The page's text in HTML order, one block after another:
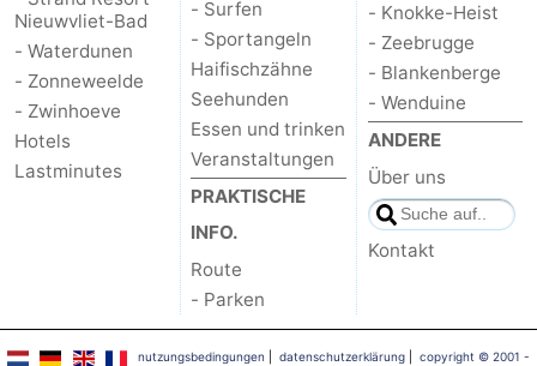
Nieuwvliet-Bad
- Waterdunen
- Zonneweelde
- Zwinhoeve
Hotels
Lastminutes
- Surfen
- Sportangeln
Haifischzähne
Seehunden
Essen und trinken
Veranstaltungen
PRAKTISCHE
INFO.
Route
- Parken
- Knokke-Heist
- Zeebrugge
- Blankenberge
- Wenduine
ANDERE
Über uns
Kontakt
nutzungsbedingungen datenschutzerklärung| copyright © 2001 -